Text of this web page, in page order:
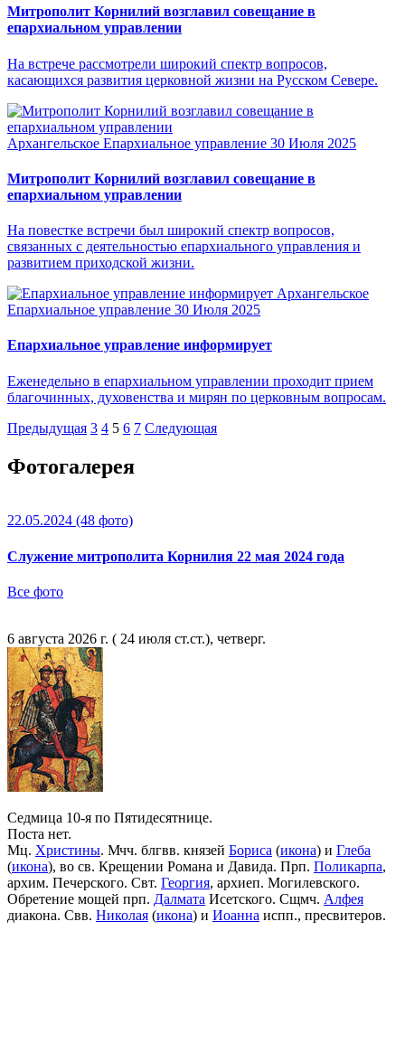
Митрополит Корнилий возглавил совещание в
епархиальном управлении
На встрече рассмотрели широкий спектр вопросов,
касающихся развития церковной жизни на Русском Севере.
Архангельское Епархиальное управление 30 Июля 2025
Митрополит Корнилий возглавил совещание в
епархиальном управлении
На повестке встречи был широкий спектр вопросов,
связанных с деятельностью епархиального управления и
развитием приходской жизни.
Архангельское
Епархиальное управление 30 Июля 2025
Епархиальное управление информирует
Еженедельно в епархиальном управлении проходит прием
благочинных, духовенства и мирян по церковным вопросам.
Предыдущая 3 4 5 6 7 Следующая
Фотогалерея
22.05.2024 (48 фото)
Служение митрополита Корнилия 22 мая 2024 года
Все фото
6 августа 2026 г. ( 24 июля ст.ст.), четверг.
Седмица 10-я по Пятидесятнице.
Поста нет.
Мц. Христины. Мчч. блгвв. князей Бориса (икона) и Глеба
(икона), во св. Крещении Романа и Давида. Прп. Поликарпа,
архим. Печерского. Свт. Георгия, архиеп. Могилевского.
Обретение мощей прп. Далмата Исетского. Сщмч. Алфея
диакона. Свв. Николая (икона) и Иоанна испп., пресвитеров.